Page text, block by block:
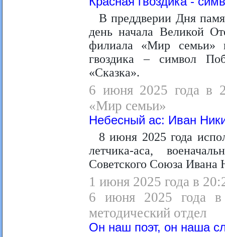
В преддверии Дня
день начала Великой
филиала «Мир семьи»
гвоздика – символ
«Сказка».
6 июня 2025 года в
«Мир семьи»
Небесный ас: Иван
8 июня 2025 года
летчика-аса,
Советского Союза Ивана
1 июня 2025 года в
6 июня 2025 года в
методический отдел
Он наш поэт, он наша